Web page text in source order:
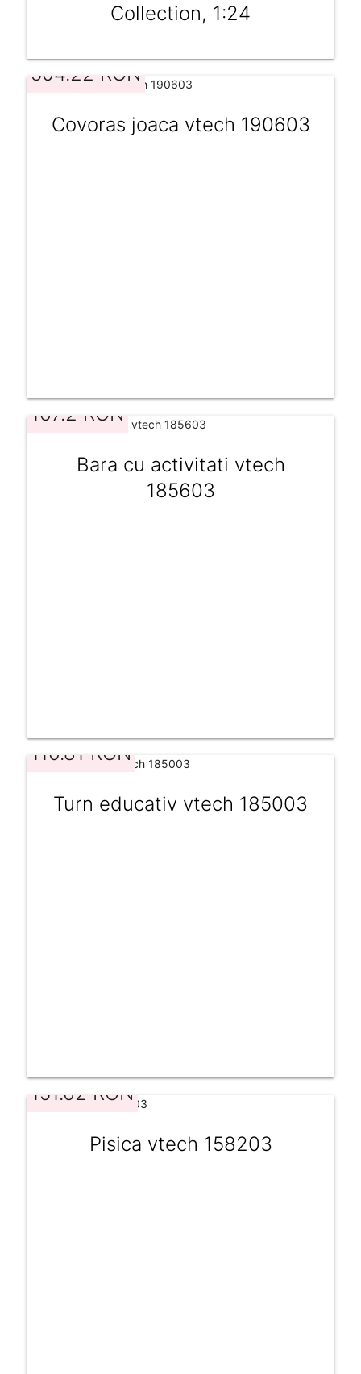
Collection, 1:24
504.22 RON
Covoras joaca vtech 190603
167.2 RON
Bara cu activitati vtech
185603
110.81 RON
Turn educativ vtech 185003
151.62 RON
Pisica vtech 158203